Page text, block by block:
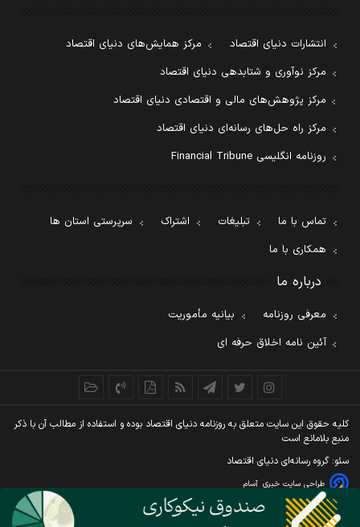
انتشارات دنیای اقتصاد
مرکز همایش‌های دنیای اقتصاد
مرکز نوآوری و شتابدهی دنیای اقتصاد
مرکز پژوهش‌های مالی و اقتصادی دنیای اقتصاد
مرکز راه حل‌های رسانه‌ای دنیای اقتصاد
روزنامه انگلیسی Financial Tribune
تماس با ما تبلیغات اشتراک
سرپرستی استان ها
همکاری با ما
درباره ما
معرفی روزنامه
بیانیه مأموریت
آئین نامه اخلاق حرفه ای
کليه حقوق اين سايت متعلق به روزنامه دنيای اقتصاد بوده و استفاده از مطالب آن با ذکر
منبع بلامانع است
سئو: گروه رسانه‌ای دنیای اقتصاد
طراحی سایت خبری آسام